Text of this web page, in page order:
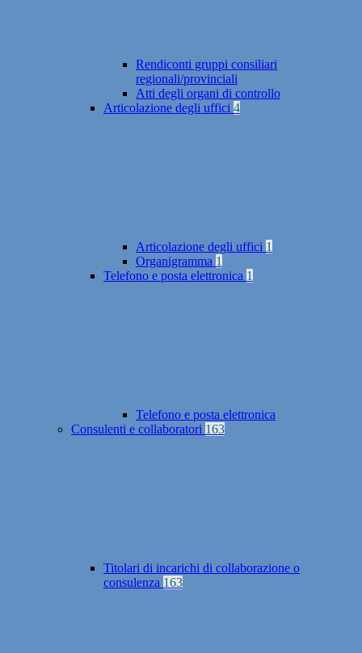
Rendiconti gruppi consiliari
regionali/provinciali
Atti degli organi di controllo
Articolazione degli uffici 4
Articolazione degli uffici 1
Organigramma 1
Telefono e posta elettronica 1
Telefono e posta elettronica
Consulenti e collaboratori 163
Titolari di incarichi di collaborazione o
consulenza 163